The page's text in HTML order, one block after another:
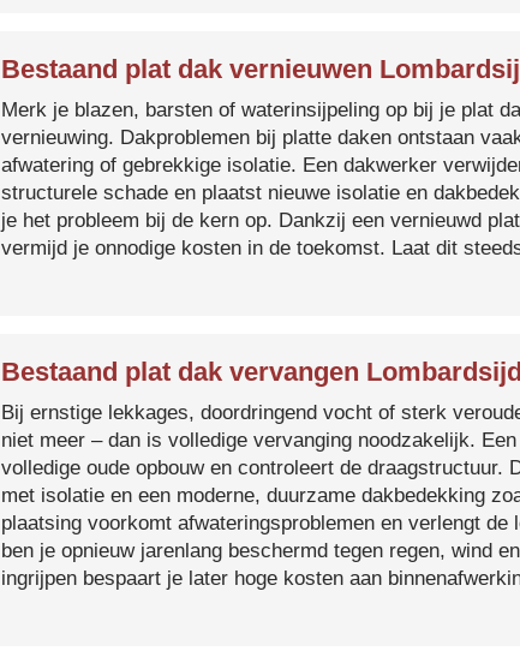
Bestaand plat dak vernieuwen
Merk je blazen, barsten of waterinsijpeling op bij je plat
vernieuwing. Dakproblemen bij platte daken ontstaan
afwatering of gebrekkige isolatie. Een dakwerker
structurele schade en plaatst nieuwe isolatie en
je het probleem bij de kern op. Dankzij een vernieuwd
vermijd je onnodige kosten in de toekomst. Laat dit
Bestaand plat dak vervangen
Bij ernstige lekkages, doordringend vocht of sterk
niet meer – dan is volledige vervanging noodzakelijk.
volledige oude opbouw en controleert de draagstructuur.
met isolatie en een moderne, duurzame dakbedekking
plaatsing voorkomt afwateringsproblemen en verlengt
ben je opnieuw jarenlang beschermd tegen regen, wind
ingrijpen bespaart je later hoge kosten aan